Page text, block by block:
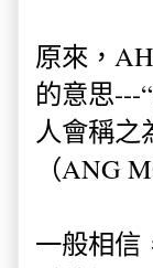
原來，
的意思---
人會稱之
（ANG
一般相信